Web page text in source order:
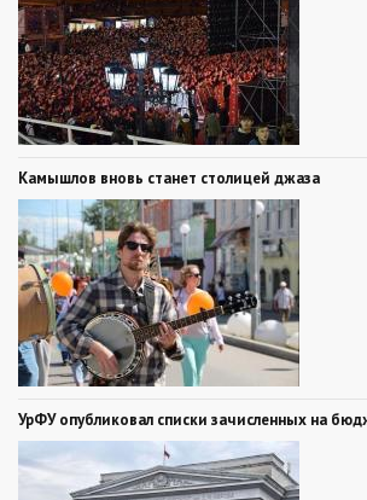
Камышлов вновь станет столицей джаза
УрФУ опубликовал списки зачисленных на